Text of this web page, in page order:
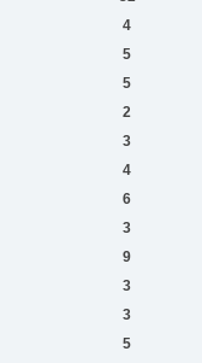
4
5
5
2
3
4
6
3
9
3
3
5